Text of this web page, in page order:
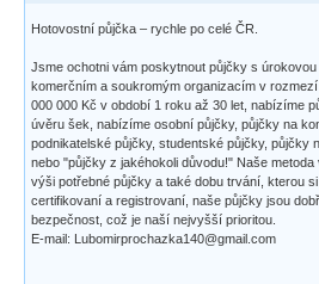
Hotovostní půjčka – rychle po celé ČR.
Jsme ochotni vám poskytnout půjčky s
komerčním a soukromým organizacím v
000 000 Kč v období 1 roku až 30 let, nabízíme
úvěru šek, nabízíme osobní půjčky, půjčky na
podnikatelské půjčky, studentské půjčky, půjčky
nebo "půjčky z jakéhokoli důvodu!" Naše
výši potřebné půjčky a také dobu trvání, kterou
certifikovaní a registrovaní, naše půjčky jsou
bezpečnost, což je naší nejvyšší prioritou.
E-mail: Lubomirprochazka140@gmail.com